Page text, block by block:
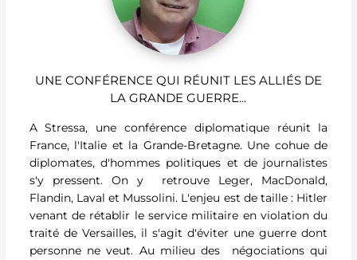
UNE CONFÉRENCE QUI RÉUNIT LES ALLIÉS DE
LA GRANDE GUERRE...
A Stressa, une conférence diplomatique réunit la
France, l'Italie et la Grande-Bretagne. Une cohue de
diplomates, d'hommes politiques et de journalistes
s'y pressent. On y retrouve Leger, MacDonald,
Flandin, Laval et Mussolini. L'enjeu est de taille : Hitler
venant de rétablir le service militaire en violation du
traité de Versailles, il s'agit d'éviter une guerre dont
personne ne veut. Au milieu des négociations qui